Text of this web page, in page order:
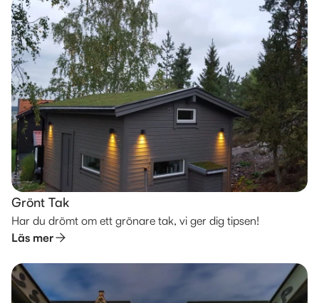
Grönt Tak
Har du drömt om ett grönare tak, vi ger dig tipsen!
Läs mer